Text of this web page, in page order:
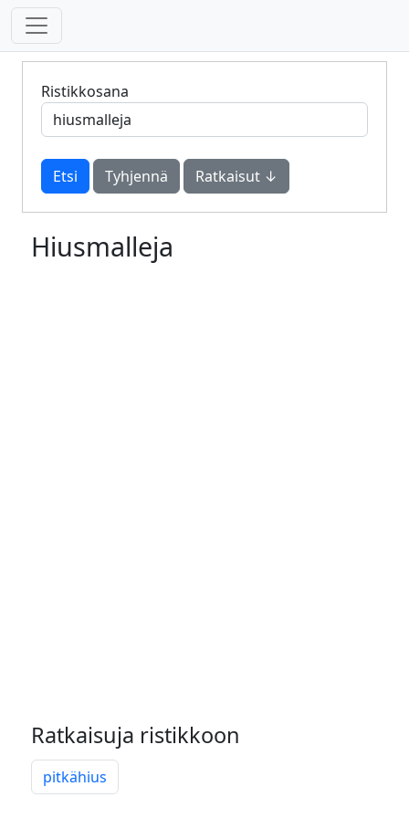
Ristikkosana
Tyhjennä Ratkaisut ↓
Hiusmalleja
Ratkaisuja ristikkoon
pitkähius